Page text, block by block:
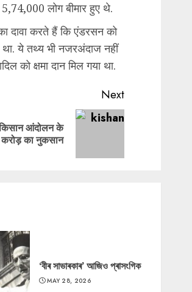
लोग बीमार हुए थे.
दावा करते हैं कि एंडरसन को
था. ये तथ्य भी नजरअंदाज नहीं
को क्षमा दान मिल गया था.
Next
आंदोलन के
करोड़ का नुकसान
‘বীৰ সাভাৰকাৰ’ আজিও প্ৰাসংগিক
MAY 28, 2026